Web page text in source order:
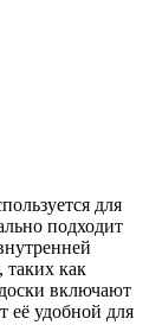
для
подходит
таких как
включают
её удобной для